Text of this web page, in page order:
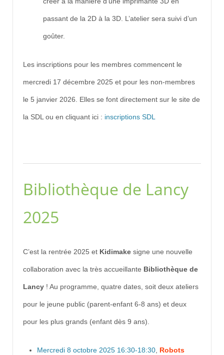
passant de la 2D à la 3D. L’atelier sera suivi d’un
goûter.
Les inscriptions pour les membres commencent le
mercredi 17 décembre 2025 et pour les non-membres
le 5 janvier 2026. Elles se font directement sur le site de
la SDL ou en cliquant ici : inscriptions SDL
Bibliothèque de Lancy
2025
C’est la rentrée 2025 et Kidimake signe une nouvelle
collaboration avec la très accueillante Bibliothèque de
Lancy ! Au programme, quatre dates, soit deux ateliers
pour le jeune public (parent-enfant 6-8 ans) et deux
pour les plus grands (enfant dès 9 ans).
Mercredi 8 octobre 2025 16:30-18:30, Robots